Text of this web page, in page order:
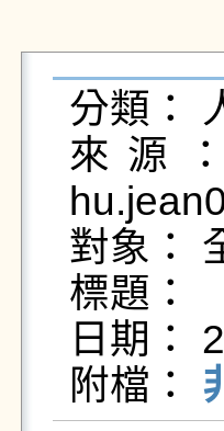
分類：
來源
對象：
標題：
日期：
附檔：